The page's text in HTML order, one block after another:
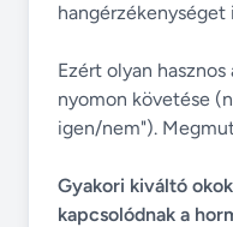
hangérzékenységet
Ezért olyan hasznos
nyomon követése
igen/nem").
Gyakori kiváltó
kapcsolódnak a